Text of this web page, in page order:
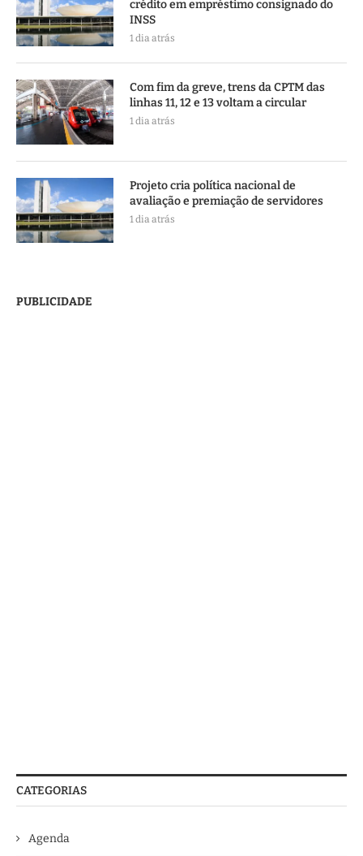
crédito em empréstimo consignado do
INSS
1 dia atrás
Com fim da greve, trens da CPTM das
linhas 11, 12 e 13 voltam a circular
1 dia atrás
Projeto cria política nacional de
avaliação e premiação de servidores
1 dia atrás
PUBLICIDADE
CATEGORIAS
Agenda